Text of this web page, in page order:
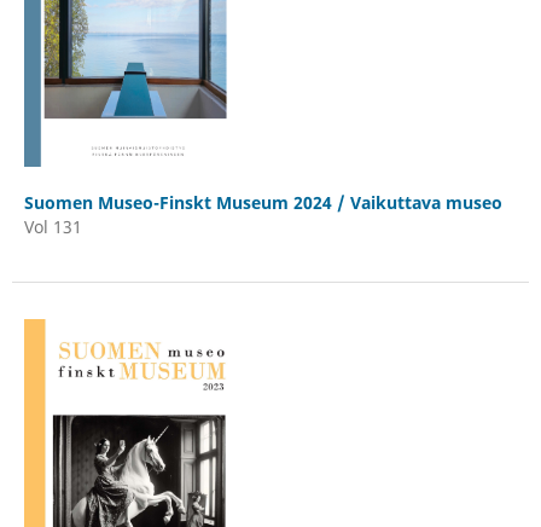
Suomen Museo-Finskt Museum 2024 / Vaikuttava museo
Vol 131